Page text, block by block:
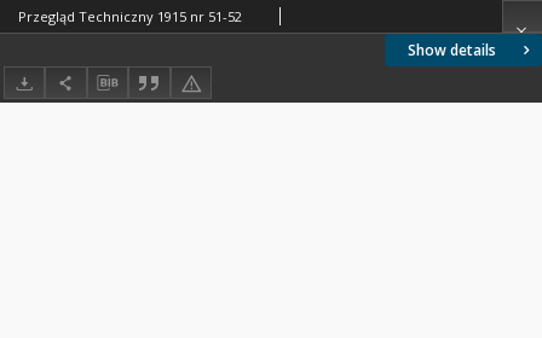
Show details
Przegląd Techniczny 1915 nr 51-52